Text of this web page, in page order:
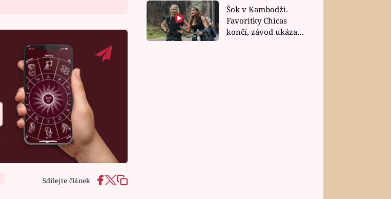
Sdílejte článek
závodu nůž na krku
Šok v Kambodži.
Favoritky Chicas
končí, závod ukázal